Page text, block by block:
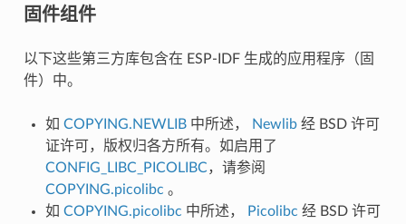
固件组件
以下这些第三方库包含在 ESP-IDF 生成的应用程序（固
件）中。
如 COPYING.NEWLIB 中所述， Newlib 经 BSD 许可
证许可，版权归各方所有。如启用了
CONFIG_LIBC_PICOLIBC，请参阅
COPYING.picolibc 。
如 COPYING.picolibc 中所述， Picolibc 经 BSD 许可